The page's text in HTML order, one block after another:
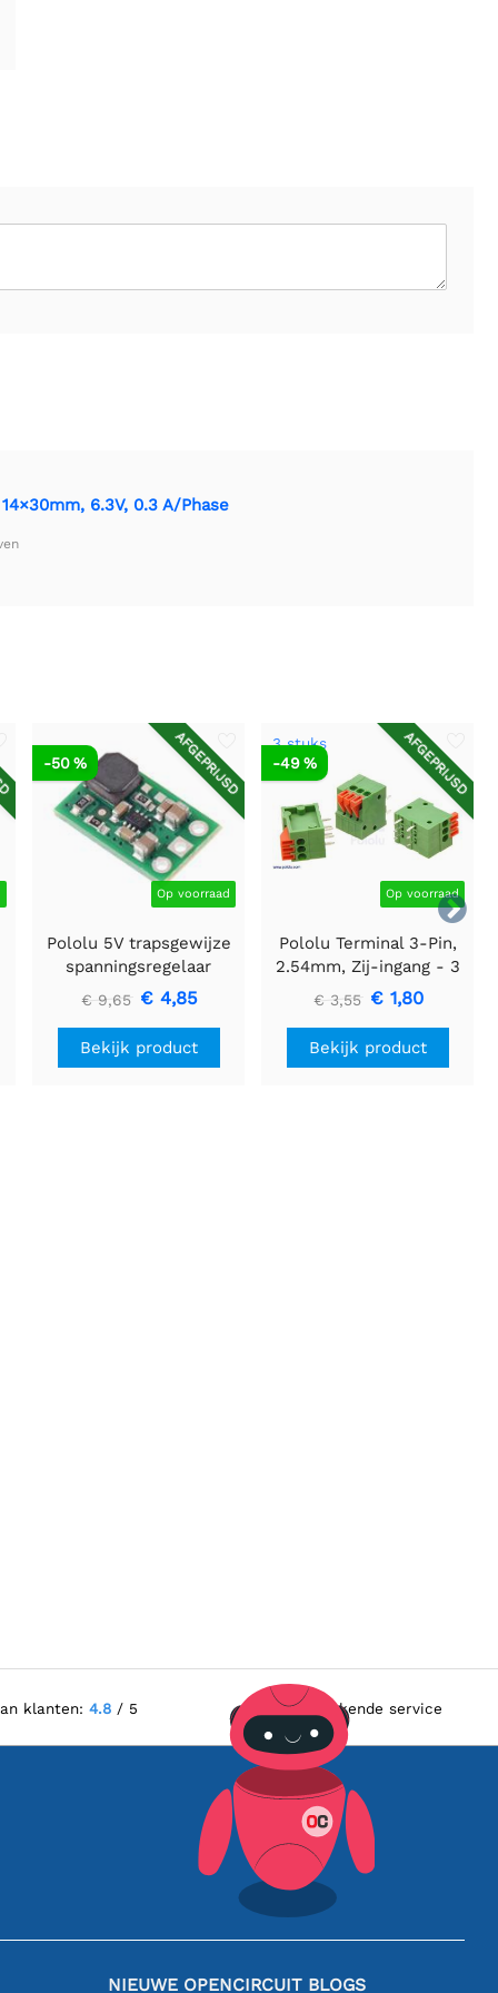
6.3V, 0.3 A/Phase

AFGEPRIJSD
Op voorraad
-50 %
Pololu 5V trapsgewijze
spanningsregelaar
U3V16F5
€ 9,65 € 4,85
Bekijk product
AFGEPRIJSD
3 stuks
Op voorraad
-49 %
Pololu Terminal 3-Pin,
2.54mm, Zij-ingang - 3
stuks
€ 3,55 € 1,80
Bekijk product
klanten: 4.8/ 5 Uitstekende service
NIEUWE OPENCIRCUIT BLOGS